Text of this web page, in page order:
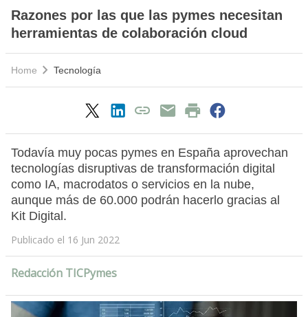
Razones por las que las pymes necesitan
herramientas de colaboración cloud
Home Tecnología
Todavía muy pocas pymes en España aprovechan
tecnologías disruptivas de transformación digital
como IA, macrodatos o servicios en la nube,
aunque más de 60.000 podrán hacerlo gracias al
Kit Digital.
Publicado el 16 Jun 2022
Redacción TICPymes